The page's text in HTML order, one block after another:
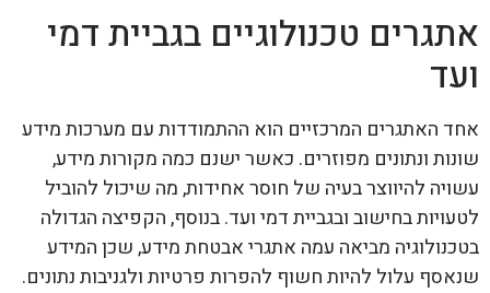
אתגרים טכנולוגיים בגביית דמי
ועד
אחד האתגרים המרכזיים הוא ההתמודדות עם מערכות מידע
שונות ונתונים מפוזרים. כאשר ישנם כמה מקורות מידע,
עשויה להיווצר בעיה של חוסר אחידות, מה שיכול להוביל
לטעויות בחישוב ובגביית דמי ועד. בנוסף, הקפיצה הגדולה
בטכנולוגיה מביאה עמה אתגרי אבטחת מידע, שכן המידע
שנאסף עלול להיות חשוף להפרות פרטיות ולגניבות נתונים.